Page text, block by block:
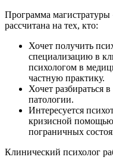
Программа магистратуры
рассчитана на тех, кто:
Хочет получить
специализацию в
психологом в
частную практику.
Хочет разбираться
патологии.
Интересуется
кризисной
пограничных
Клинический психолог